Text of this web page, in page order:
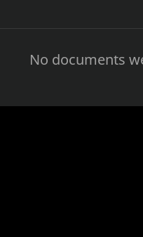
No documents